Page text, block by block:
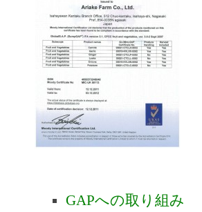
GAPへの取り組み